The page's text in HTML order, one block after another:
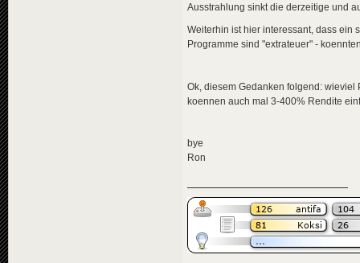
Ausstrahlung sinkt die derzeitige und
Weiterhin ist hier interessant, dass ein
Programme sind "extrateuer" -
Ok, diesem Gedanken folgend:
koennen auch mal 3-400% Rendite
bye
Ron